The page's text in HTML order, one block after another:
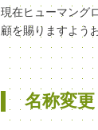
現在ヒューマング
顧を賜りますよう
名称変